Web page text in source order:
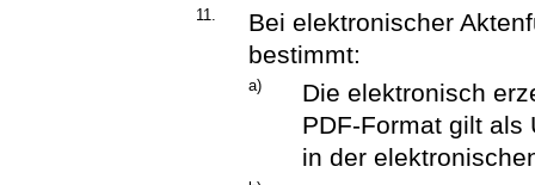
11.
Bei elektronischer
bestimmt:
a)
Die elektronisch
PDF-Format gilt als
in der